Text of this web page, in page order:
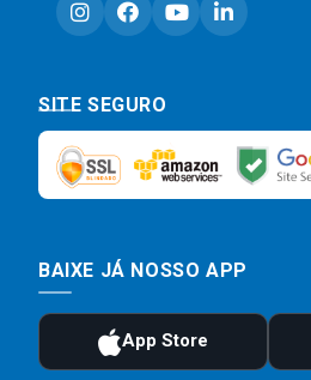
SITE SEGURO
BAIXE JÁ NOSSO APP